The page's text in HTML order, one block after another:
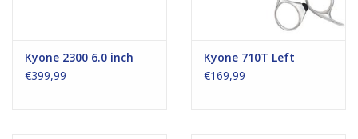
Kyone 2300 6.0 inch
€399,99
Kyone 710T Left
€169,99